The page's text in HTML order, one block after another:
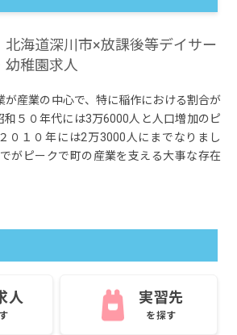
北海道深川市×放課後等デイサー
幼稚園求人
が産業の中心で、特に稲作における割合が
和５０年代には3万6000人と人口増加のピ
０１０年には2万3000人にまでなりまし
がピークで町の産業を支える大事な存在
人 実習先
を探す